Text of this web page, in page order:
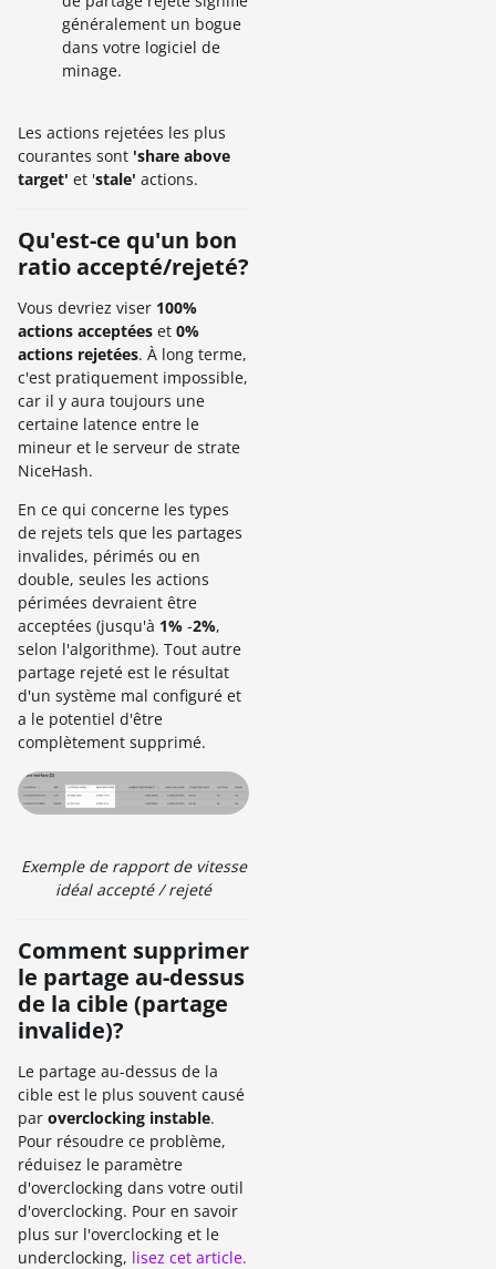
généralement un bogue
dans votre logiciel de
minage.
Les actions rejetées les plus
courantes sont 'share above
target' et 'stale' actions.
Qu'est-ce qu'un bon
ratio accepté/rejeté?
Vous devriez viser 100%
actions acceptées et 0%
actions rejetées. À long terme,
c'est pratiquement impossible,
car il y aura toujours une
certaine latence entre le
mineur et le serveur de strate
NiceHash.
En ce qui concerne les types
de rejets tels que les partages
invalides, périmés ou en
double, seules les actions
périmées devraient être
acceptées (jusqu'à 1% -2%,
selon l'algorithme). Tout autre
partage rejeté est le résultat
d'un système mal configuré et
a le potentiel d'être
complètement supprimé.
Exemple de rapport de vitesse
idéal accepté / rejeté
Comment supprimer
le partage au-dessus
de la cible (partage
invalide)?
Le partage au-dessus de la
cible est le plus souvent causé
par overclocking instable.
Pour résoudre ce problème,
réduisez le paramètre
d'overclocking dans votre outil
d'overclocking. Pour en savoir
plus sur l'overclocking et le
underclocking, lisez cet article.